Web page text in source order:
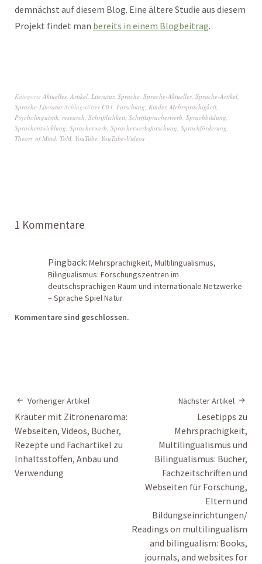
demnächst auf diesem Blog. Eine ältere Studie aus diesem
Projekt findet man bereits in einem Blogbeitrag.
Kategorie Aktuelles, Artikel, Literatur, Sprache, Sprache-Aktuelles, Sprache-Artikel,
Sprache-Literatur Schlagwörter C03, Forschung, Kinder, Mehrsprachigkeit,
Psycholinguistik, research, Schriftlichkeit, Schriftspracherwerb, Sprachbildung,
Sprachentwicklung, Spracherwerb, Spracherwerbsforschung, Sprachförderung,
Theory of Mind, ToM, YouTube, YouTube-Videos
1 Kommentare
Pingback: Mehrsprachigkeit, Multilingualismus,
Bilingualismus: Forschungszentren im
deutschsprachigen Raum und internationale Netzwerke
– Sprache Spiel Natur
Kommentare sind geschlossen.
Vorheriger Artikel
Kräuter mit Zitronenaroma:
Webseiten, Videos, Bücher,
Rezepte und Fachartikel zu
Inhaltsstoffen, Anbau und
Verwendung
Nächster Artikel
Lesetipps zu
Mehrsprachigkeit,
Multilingualismus und
Bilingualismus: Bücher,
Fachzeitschriften und
Webseiten für Forschung,
Eltern und
Bildungseinrichtungen/
Readings on multilingualism
and bilingualism: Books,
journals, and websites for